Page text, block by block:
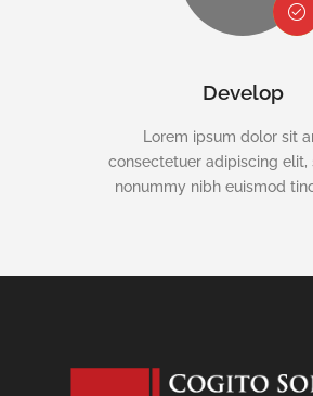
Develop
Lorem ipsum dolor sit
consectetuer adipiscing elit,
nonummy nibh euismod